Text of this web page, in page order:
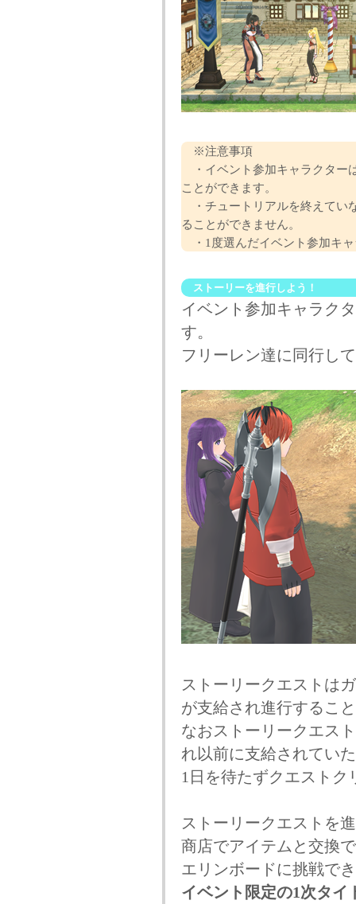
※注意事項
・イベント参加キャラクター
ことができます。
・チュートリアルを終えてい
ることができません。
・1度選んだイベント参加キ
ストーリーを進行しよう！
イベント参加キャラク
す。
フリーレン達に同行し
ストーリークエストは
が支給され進行するこ
なおストーリークエス
れ以前に支給されてい
1日を待たずクエストク
ストーリークエストを
商店でアイテムと交換
エリンボードに挑戦で
イベント限定の1次タイ